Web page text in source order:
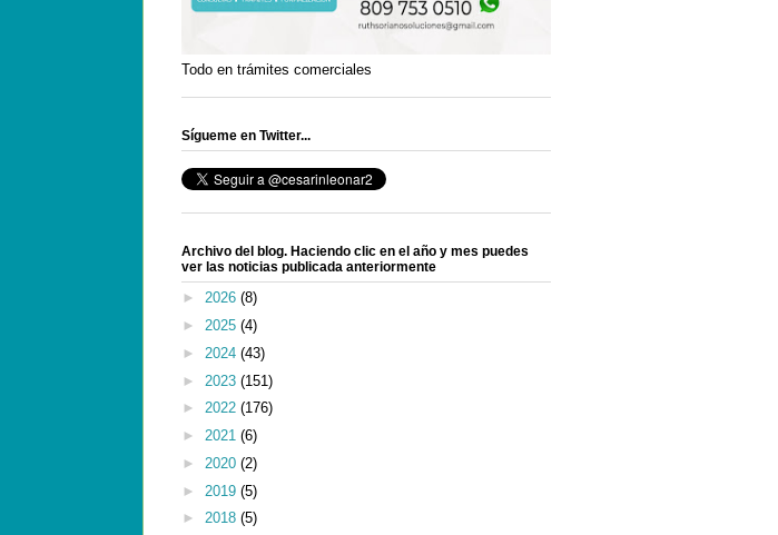
Todo en trámites comerciales
Sígueme en Twitter...
Archivo del blog. Haciendo clic en el año y mes puedes
ver las noticias publicada anteriormente
► 2026 (8)
► 2025 (4)
► 2024 (43)
► 2023 (151)
► 2022 (176)
► 2021 (6)
► 2020 (2)
► 2019 (5)
► 2018 (5)